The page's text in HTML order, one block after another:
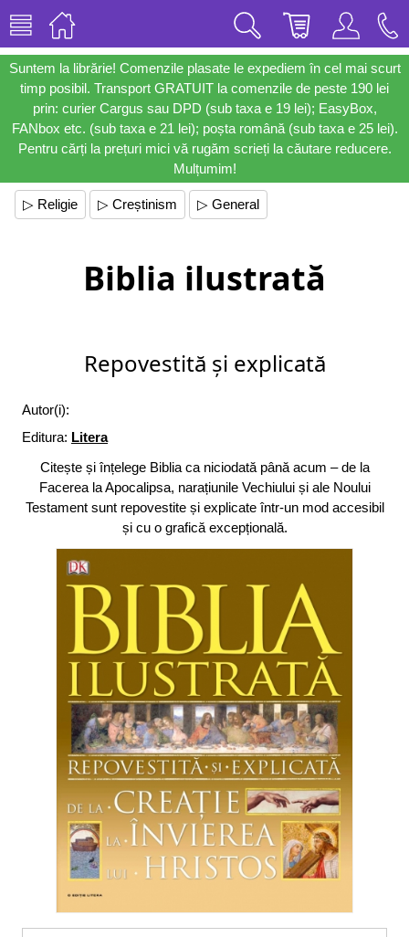
Suntem la librărie! Comenzile plasate le expediem în cel mai scurt
timp posibil. Transport GRATUIT la comenzile de peste 190 lei
prin: curier Cargus sau DPD (sub taxa e 19 lei); EasyBox,
FANbox etc. (sub taxa e 21 lei); poșta română (sub taxa e 25 lei).
Pentru cărți la prețuri mici vă rugăm scrieți la căutare reducere.
Mulțumim!
▷ Religie ▷ Creștinism ▷ General
Biblia ilustrată
Repovestită și explicată
Autor(i):
Editura: Litera
Citește și înțelege Biblia ca niciodată până acum – de la
Facerea la Apocalipsa, narațiunile Vechiului și ale Noului
Testament sunt repovestite și explicate într-un mod accesibil
și cu o grafică excepțională.